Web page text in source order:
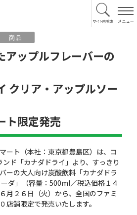
商品
アップルフレーバーの
クリア・アップルソー
ト限定発売
ート（本社：東京都豊島区）は、コ
ド「カナダドライ」より、すっきり
ーの大人向け炭酸飲料「カナダドラ
ダ」（容量：500ml／税込価格１４
月２６日（火）から、全国のファミ
店舗限定で発売いたします。